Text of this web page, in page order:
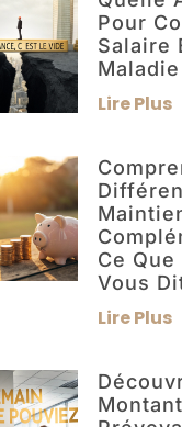
Pour
Salaire
Maladie
Lire Plus
Ce
Vous
Lire Plus